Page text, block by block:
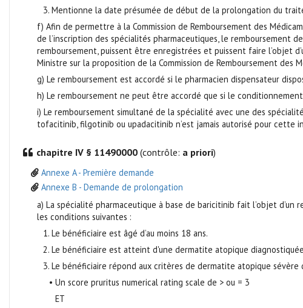
3. Mentionne la date présumée de début de la prolongation du
f) Afin de permettre à la Commission de Remboursement des
de l’inscription des spécialités pharmaceutiques, le remboursement
remboursement, puissent être enregistrées et puissent faire l’objet
Ministre sur la proposition de la Commission de Remboursement des
g) Le remboursement est accordé si le pharmacien dispensateur
h) Le remboursement ne peut être accordé que si le
i) Le remboursement simultané de la spécialité avec une des
tofacitinib, filgotinib ou upadacitinib n’est jamais autorisé pour cette
chapitre IV § 11490000 (contrôle: a priori)
Annexe A - Première demande
Annexe B - Demande de prolongation
a) La spécialité pharmaceutique à base de baricitinib fait l’objet
les conditions suivantes :
1. Le bénéficiaire est âgé d’au moins 18 ans.
2. Le bénéficiaire est atteint d'une dermatite atopique
3. Le bénéficiaire répond aux critères de dermatite atopique sévère
• Un score pruritus numerical rating scale de > ou = 3
ET